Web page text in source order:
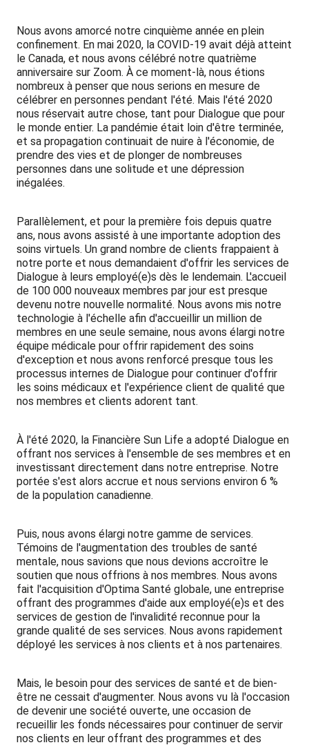
Nous avons amorcé notre cinquième année en plein
confinement. En mai 2020, la COVID-19 avait déjà atteint
le Canada, et nous avons célébré notre quatrième
anniversaire sur Zoom. À ce moment-là, nous étions
nombreux à penser que nous serions en mesure de
célébrer en personnes pendant l'été. Mais l'été 2020
nous réservait autre chose, tant pour Dialogue que pour
le monde entier. La pandémie était loin d'être terminée,
et sa propagation continuait de nuire à l'économie, de
prendre des vies et de plonger de nombreuses
personnes dans une solitude et une dépression
inégalées.
Parallèlement, et pour la première fois depuis quatre
ans, nous avons assisté à une importante adoption des
soins virtuels. Un grand nombre de clients frappaient à
notre porte et nous demandaient d'offrir les services de
Dialogue à leurs employé(e)s dès le lendemain. L'accueil
de 100 000 nouveaux membres par jour est presque
devenu notre nouvelle normalité. Nous avons mis notre
technologie à l'échelle afin d'accueillir un million de
membres en une seule semaine, nous avons élargi notre
équipe médicale pour offrir rapidement des soins
d'exception et nous avons renforcé presque tous les
processus internes de Dialogue pour continuer d'offrir
les soins médicaux et l'expérience client de qualité que
nos membres et clients adorent tant.
À l'été 2020, la Financière Sun Life a adopté Dialogue en
offrant nos services à l'ensemble de ses membres et en
investissant directement dans notre entreprise. Notre
portée s'est alors accrue et nous servions environ 6 %
de la population canadienne.
Puis, nous avons élargi notre gamme de services.
Témoins de l'augmentation des troubles de santé
mentale, nous savions que nous devions accroître le
soutien que nous offrions à nos membres. Nous avons
fait l'acquisition d'Optima Santé globale, une entreprise
offrant des programmes d'aide aux employé(e)s et des
services de gestion de l'invalidité reconnue pour la
grande qualité de ses services. Nous avons rapidement
déployé les services à nos clients et à nos partenaires.
Mais, le besoin pour des services de santé et de bien-
être ne cessait d'augmenter. Nous avons vu là l'occasion
de devenir une société ouverte, une occasion de
recueillir les fonds nécessaires pour continuer de servir
nos clients en leur offrant des programmes et des